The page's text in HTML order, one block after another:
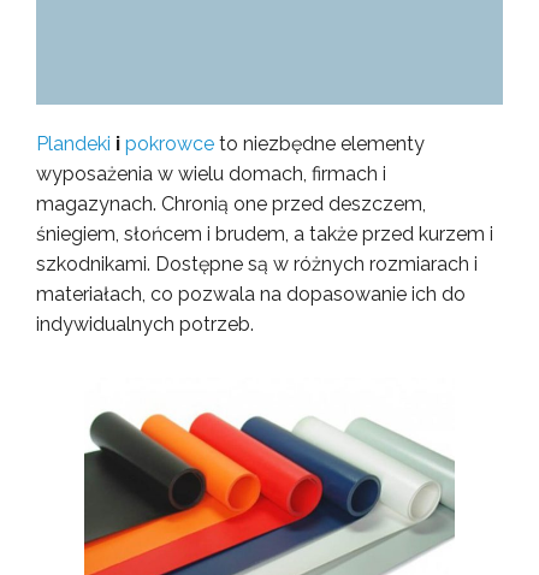
Plandeki i pokrowce to niezbędne elementy
wyposażenia w wielu domach, firmach i
magazynach. Chronią one przed deszczem,
śniegiem, słońcem i brudem, a także przed kurzem i
szkodnikami. Dostępne są w różnych rozmiarach i
materiałach, co pozwala na dopasowanie ich do
indywidualnych potrzeb.